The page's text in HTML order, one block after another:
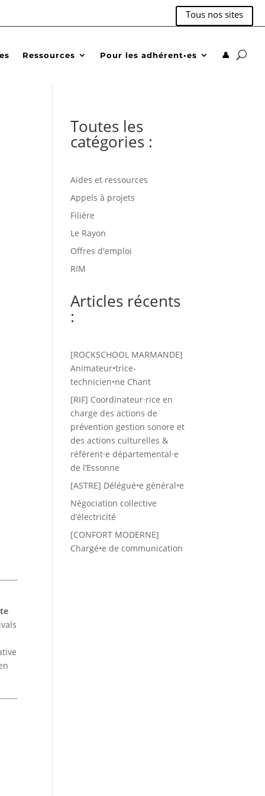
Tous nos sites
Ressources Pour les adhérent•es 👤
Toutes les
catégories :
Aides et ressources
Appels à projets
Filière
Le Rayon
Offres d'emploi
RIM
Articles récents
:
[ROCKSCHOOL MARMANDE]
Animateur•trice-
technicien•ne Chant
[RIF] Coordinateur·rice en
charge des actions de
prévention gestion sonore et
des actions culturelles &
référent·e départemental·e
de l’Essonne
[ASTRE] Délégué•e général•e
Négociation collective
d’électricité
[CONFORT MODERNE]
Chargé•e de communication